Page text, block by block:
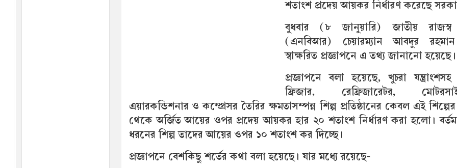
শতাংশ প্রদেয় আয়কর নির্ধারণ করেছে
বুধবার (৮ জানুয়ারি) জাতীয় রাজস্ব
(এনবিআর) চেয়ারম্যান আবদুর
স্বাক্ষরিত প্রজ্ঞাপনে এ তথ্য জানানো হয়েছে।
প্রজ্ঞাপনে বলা হয়েছে, খুচরা যন্ত্রাংশসহ
ফ্রিজার, রেফ্রিজারেটর,
এয়ারকন্ডিশনার ও কম্প্রেসর তৈরির ক্ষমতাসম্পন্ন শিল্প প্রতিষ্ঠানের কেবল এই শিল্পের
থেকে অর্জিত আয়ের ওপর প্রদেয় আয়কর হার ২০ শতাংশ নির্ধারণ করা হলো।
ধরনের শিল্প তাদের আয়ের ওপর ১০ শতাংশ কর দিচ্ছে।
প্রজ্ঞাপনে বেশকিছু শর্তের কথা বলা হয়েছে। যার মধ্যে রয়েছে-